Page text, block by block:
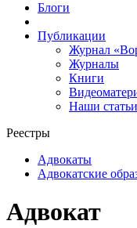
Блоги
Публикации
Журнал
Журналы
Книги
Наши статьи
Реестры
Адвокаты
Адвокатские
Адвокат